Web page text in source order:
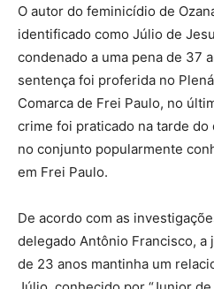
O autor do feminicídio de
identificado como Júlio de
condenado a uma pena de 37
sentença foi proferida no
Comarca de Frei Paulo, no
crime foi praticado na tarde
no conjunto popularmente
em Frei Paulo.
De acordo com as
delegado Antônio Francisco, a
de 23 anos mantinha um